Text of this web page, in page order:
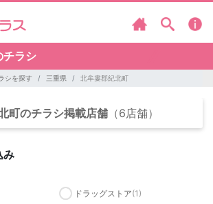
チラシ
シを探す 三重県 北牟婁郡紀北町
町のチラシ掲載店舗 （6店舗）
み
ドラッグストア(1)